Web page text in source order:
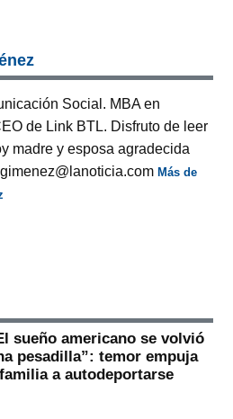
Social. MBA en
de Link BTL. Disfruto de leer
madre y esposa agradecida
Más de
sueño americano se volvió
pesadilla”: temor empuja
a autodeportarse